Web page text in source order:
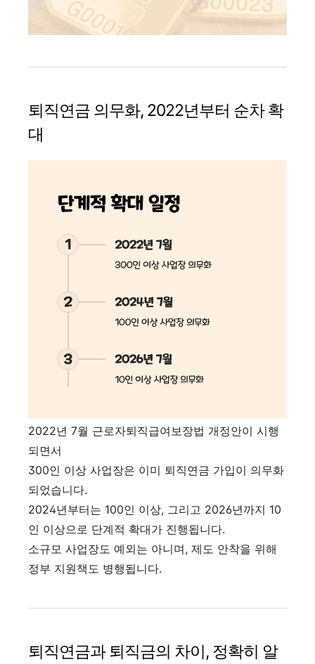
퇴직연금 의무화, 2022년부터 순차 확
대
2022년 7월 근로자퇴직급여보장법 개정안이 시행
되면서
300인 이상 사업장은 이미 퇴직연금 가입이 의무화
되었습니다.
2024년부터는 100인 이상, 그리고 2026년까지 10
인 이상으로 단계적 확대가 진행됩니다.
소규모 사업장도 예외는 아니며, 제도 안착을 위해
정부 지원책도 병행됩니다.
퇴직연금과 퇴직금의 차이, 정확히 알